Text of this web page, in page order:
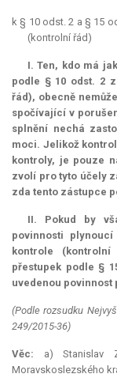
k § 10 odst. 2 a § 15
(kontrolní řád)
I. Ten, kdo má
podle § 10 odst. 2
řád), obecně
spočívající v
splnění nechá
moci. Jelikož
kontroly, je pouze
zvolí pro tyto účely
zda tento zástupce
II. Pokud by
povinnosti
kontrole
přestupek podle §
uvedenou povinnost
(Podle rozsudku
249/2015-36)
Věc: a) Stanislav
Moravskoslezského